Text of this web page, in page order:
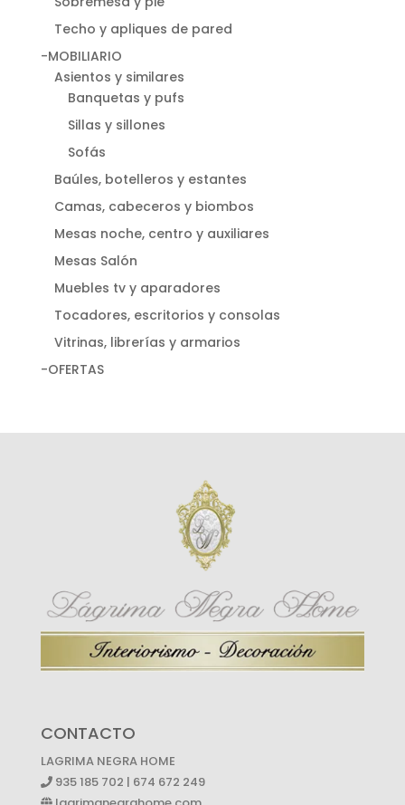
Techo y apliques de pared
-MOBILIARIO
Asientos y similares
Banquetas y pufs
Sillas y sillones
Sofás
Baúles, botelleros y estantes
Camas, cabeceros y biombos
Mesas noche, centro y auxiliares
Mesas Salón
Muebles tv y aparadores
Tocadores, escritorios y consolas
Vitrinas, librerías y armarios
-OFERTAS
CONTACTO
LAGRIMA NEGRA HOME
935 185 702 | 674 672 249